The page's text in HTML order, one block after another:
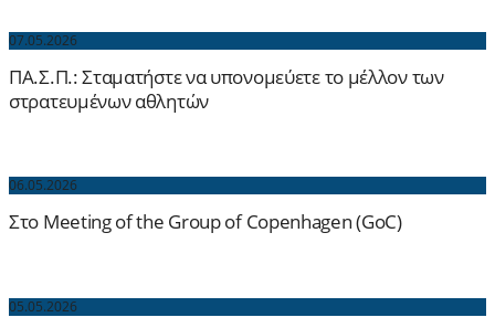
07.05.2026
ΠΑ.Σ.Π.: Σταματήστε να υπονομεύετε το μέλλον των
στρατευμένων αθλητών
06.05.2026
Στο Meeting of the Group of Copenhagen (GoC)
05.05.2026